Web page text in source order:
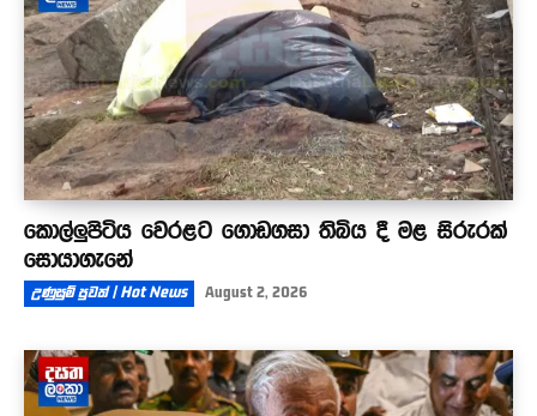
කොල්ලුපිටිය වෙරළට ගොඩගසා තිබිය දී මළ සිරුරක්
සොයාගැනේ
උණුසුම් පුවත් | Hot News August 2, 2026